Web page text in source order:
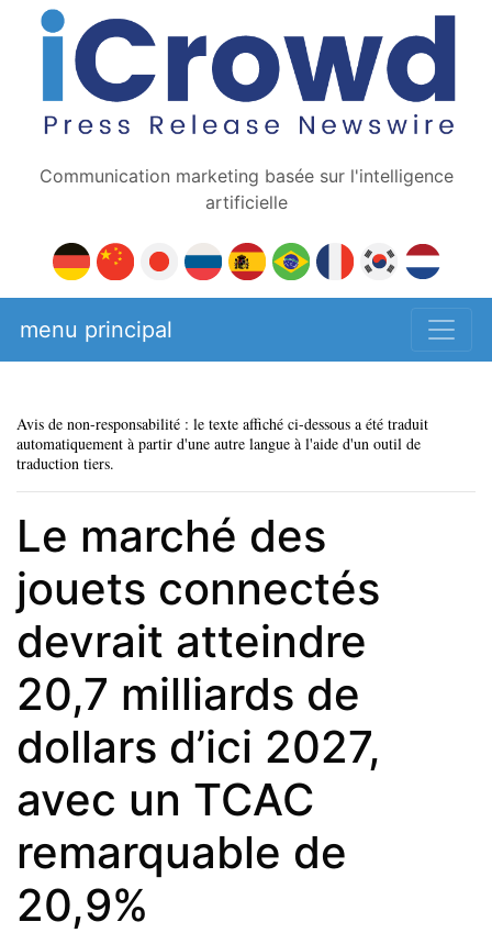
Communication marketing basée sur l'intelligence
artificielle
menu principal
Avis de non-responsabilité : le texte affiché ci-dessous a été traduit
automatiquement à partir d'une autre langue à l'aide d'un outil de
traduction tiers.
Le marché des
jouets connectés
devrait atteindre
20,7 milliards de
dollars d’ici 2027,
avec un TCAC
remarquable de
20,9%